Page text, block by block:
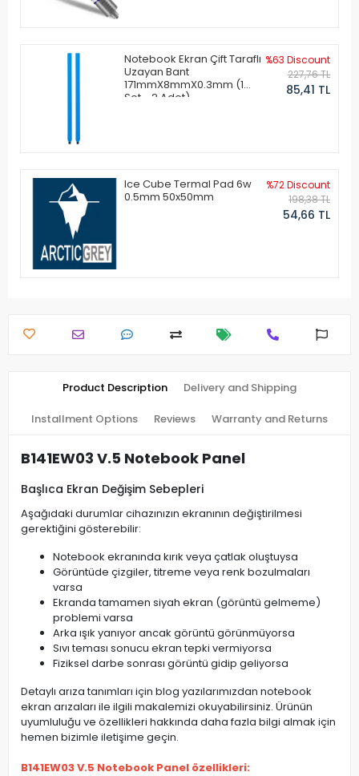
Notebook Ekran Çift Taraflı
Uzayan Bant
171mmX8mmX0.3mm (1
Set - 2 Adet)
%63 Discount
227,76 TL
85,41 TL
Ice Cube Termal Pad 6w
0.5mm 50x50mm
%72 Discount
198,38 TL
54,66 TL
Product Description Delivery and Shipping
Installment Options Reviews Warranty and Returns
B141EW03 V.5 Notebook Panel
Başlıca Ekran Değişim Sebepleri
Aşağıdaki durumlar cihazınızın ekranının değiştirilmesi
gerektiğini gösterebilir:
Notebook ekranında kırık veya çatlak oluştuysa
Görüntüde çizgiler, titreme veya renk bozulmaları
varsa
Ekranda tamamen siyah ekran (görüntü gelmeme)
problemi varsa
Arka ışık yanıyor ancak görüntü görünmüyorsa
Sıvı teması sonucu ekran tepki vermiyorsa
Fiziksel darbe sonrası görüntü gidip geliyorsa
Detaylı arıza tanımları için blog yazılarımızdan notebook
ekran arızaları ile ilgili makalemizi okuyabilirsiniz. Ürünün
uyumluluğu ve özellikleri hakkında daha fazla bilgi almak için
hemen bizimle iletişime geçin.
B141EW03 V.5 Notebook Panel özellikleri: